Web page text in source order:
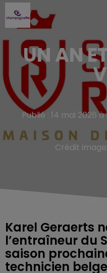
UN AN
Publié : 14 mai 2026
Crédit image:
Karel Geraerts
l’entraîneur du
saison
technicien